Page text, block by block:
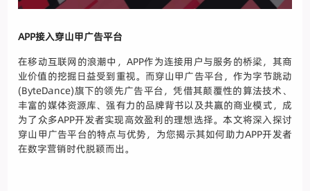
APP接入穿山甲广告平台
在移动互联网的浪潮中，APP作为连接用户与服务的桥梁，其商
业价值的挖掘日益受到重视。而穿山甲广告平台，作为字节跳动
(ByteDance)旗下的领先广告平台，凭借其颠覆性的算法技术、
丰富的媒体资源库、强有力的品牌背书以及共赢的商业模式，成
为了众多APP开发者实现高效盈利的理想选择。本文将深入探讨
穿山甲广告平台的特点与优势，为您揭示其如何助力APP开发者
在数字营销时代脱颖而出。